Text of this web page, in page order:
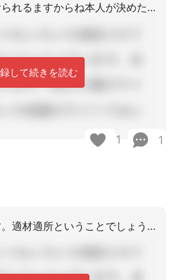
いろんなタイプの方がおられるますからね本人が決めたことなので そのまま送るしかな
して続きを読む
1 1
ありがとうございます。適材適所ということでしょうかね。見送る方がクヨクヨしてしま